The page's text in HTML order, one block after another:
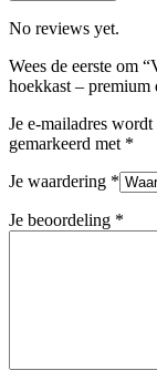
No reviews yet.
Wees de eerste om
hoekkast – premium
Je e-mailadres
gemarkeerd met *
Je waardering *
Je beoordeling *